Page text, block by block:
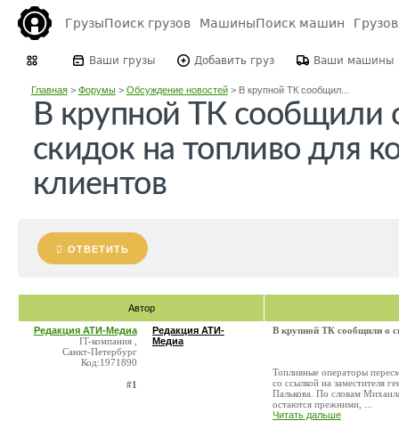
ГрузыПоиск грузов МашиныПоиск машин
Ваши грузы Добавить груз Ваши машины
Главная> Форумы> Обсуждение новостей> В крупной ТК сообщил...
В крупной ТК сообщили
скидок на топливо для
клиентов
ОТВЕТИТЬ
Автор
Редакция АТИ-Медиа
IT-компания ,
Санкт-Петербург
Код:1971890
#1
Редакция АТИ-
Медиа
В крупной ТК сообщили о
Топливные операторы
со ссылкой на заместителя
Палькова. По словам
остаются прежними, ...
Читать дальше